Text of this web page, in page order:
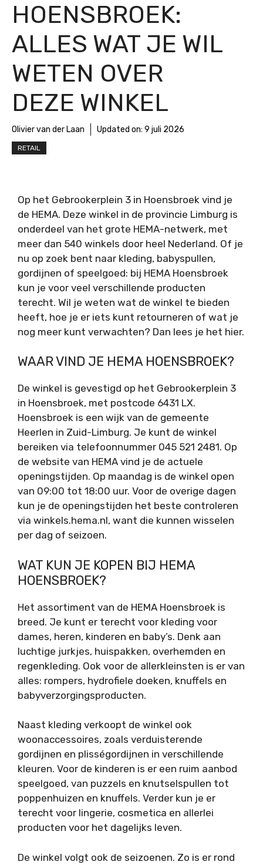
HOENSBROEK:
ALLES WAT JE WIL
WETEN OVER
DEZE WINKEL
Olivier van der Laan Updated on: 9 juli 2026
RETAIL
Op het Gebrookerplein 3 in Hoensbroek vind je
de HEMA. Deze winkel in de provincie Limburg is
onderdeel van het grote HEMA-netwerk, met
meer dan 540 winkels door heel Nederland. Of je
nu op zoek bent naar kleding, babyspullen,
gordijnen of speelgoed: bij HEMA Hoensbroek
kun je voor veel verschillende producten
terecht. Wil je weten wat de winkel te bieden
heeft, hoe je er iets kunt retourneren of wat je
nog meer kunt verwachten? Dan lees je het hier.
WAAR VIND JE HEMA HOENSBROEK?
De winkel is gevestigd op het Gebrookerplein 3
in Hoensbroek, met postcode 6431 LX.
Hoensbroek is een wijk van de gemeente
Heerlen in Zuid-Limburg. Je kunt de winkel
bereiken via telefoonnummer 045 521 2481. Op
de website van HEMA vind je de actuele
openingstijden. Op maandag is de winkel open
van 09:00 tot 18:00 uur. Voor de overige dagen
kun je de openingstijden het beste controleren
via winkels.hema.nl, want die kunnen wisselen
per dag of seizoen.
WAT KUN JE KOPEN BIJ HEMA
HOENSBROEK?
Het assortiment van de HEMA Hoensbroek is
breed. Je kunt er terecht voor kleding voor
dames, heren, kinderen en baby’s. Denk aan
luchtige jurkjes, huispakken, overhemden en
regenkleding. Ook voor de allerkleinsten is er van
alles: rompers, hydrofiele doeken, knuffels en
babyverzorgingsproducten.
Naast kleding verkoopt de winkel ook
woonaccessoires, zoals verduisterende
gordijnen en plisségordijnen in verschillende
kleuren. Voor de kinderen is er een ruim aanbod
speelgoed, van puzzels en knutselspullen tot
poppenhuizen en knuffels. Verder kun je er
terecht voor lingerie, cosmetica en allerlei
producten voor het dagelijks leven.
De winkel volgt ook de seizoenen. Zo is er rond